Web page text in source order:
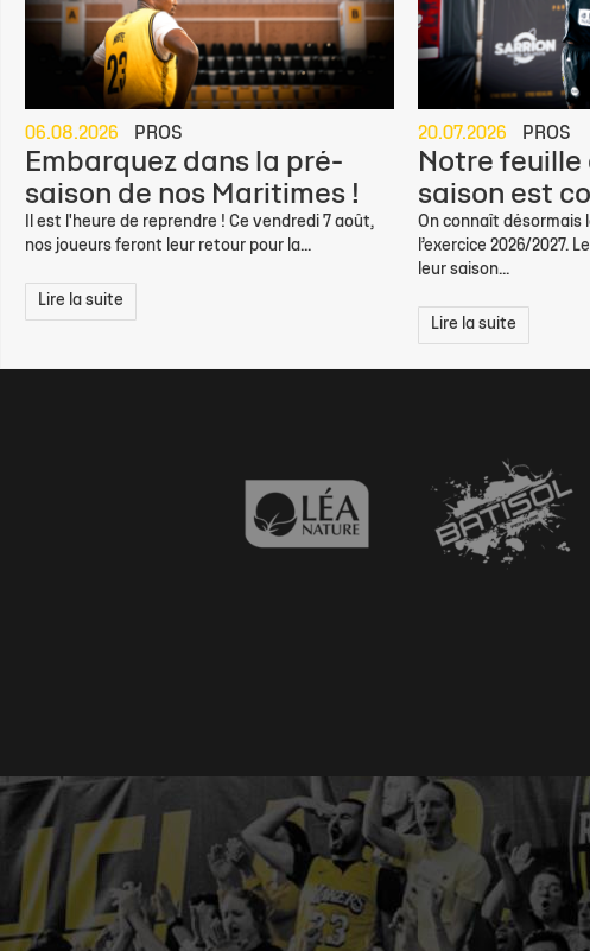
06.08.2026 PROS
Embarquez dans la pré-
saison de nos Maritimes !
Il est l'heure de reprendre ! Ce vendredi 7 août,
nos joueurs feront leur retour pour la...
Lire la suite
20.07.2026 PROS
Notre feuille
saison est
On connaît désormais
l’exercice 2026/2027.
leur saison...
Lire la suite